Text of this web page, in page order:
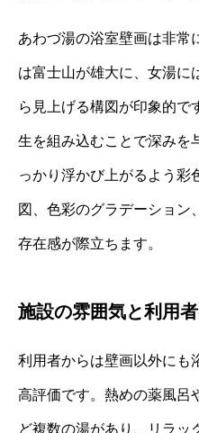
あわづ湯の浴室壁画は非常
は富士山が雄大に、女湯に
ら見上げる構図が印象的で
生を組み込むことで深みを
っかり浮かび上がるよう彩
図、色彩のグラデーション
存在感が際立ちます。
施設の雰囲気と利用
利用者からは壁画以外にも
高評価です。熱めの薬風呂
ど複数の湯があり、リラッ